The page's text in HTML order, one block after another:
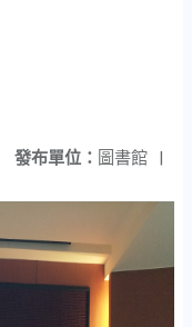
發布單位： 圖書館 |